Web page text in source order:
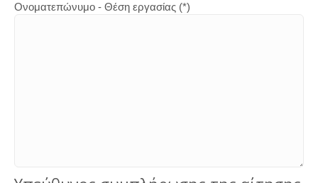
Ονοματεπώνυμο - Θέση εργασίας (*)